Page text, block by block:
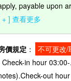
payable upon
+ ] 查看更多
價規定 ：
不可更改/
Check-in hour
out